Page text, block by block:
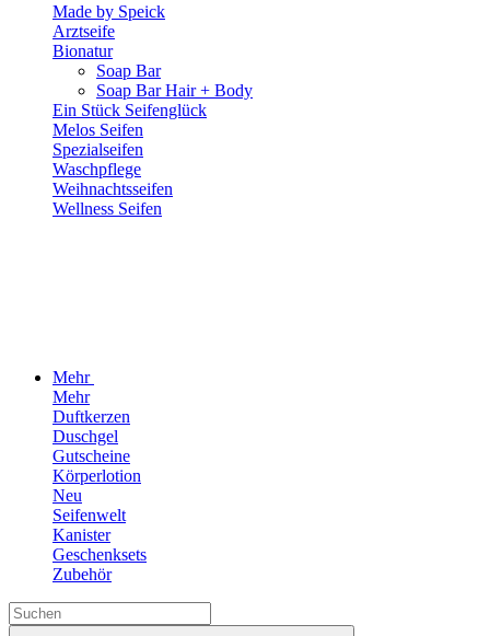
Made by Speick
Arztseife
Bionatur
Soap Bar
Soap Bar Hair + Body
Ein Stück Seifenglück
Melos Seifen
Spezialseifen
Waschpflege
Weihnachtsseifen
Wellness Seifen
Mehr
Mehr
Duftkerzen
Duschgel
Gutscheine
Körperlotion
Neu
Seifenwelt
Kanister
Geschenksets
Zubehör